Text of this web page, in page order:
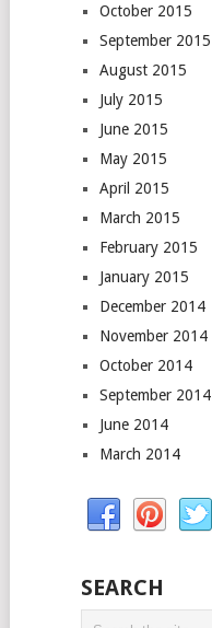
October 2015
September 2015
August 2015
July 2015
June 2015
May 2015
April 2015
March 2015
February 2015
January 2015
December 2014
November 2014
October 2014
September 2014
June 2014
March 2014
SEARCH